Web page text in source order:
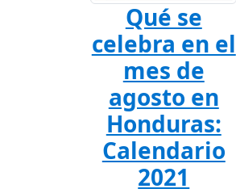
Qué se
celebra en el
mes de
agosto en
Honduras:
Calendario
2021